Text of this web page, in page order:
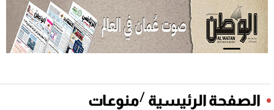
الصفحة الرئيسية /منوعات